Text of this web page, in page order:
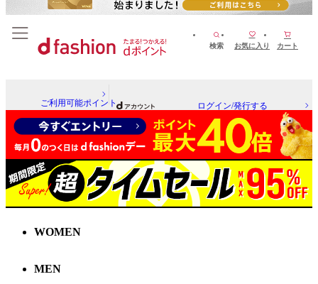
検索 お気に入り カート
ご利用可能ポイント ログイン/発行する
WOMEN
MEN